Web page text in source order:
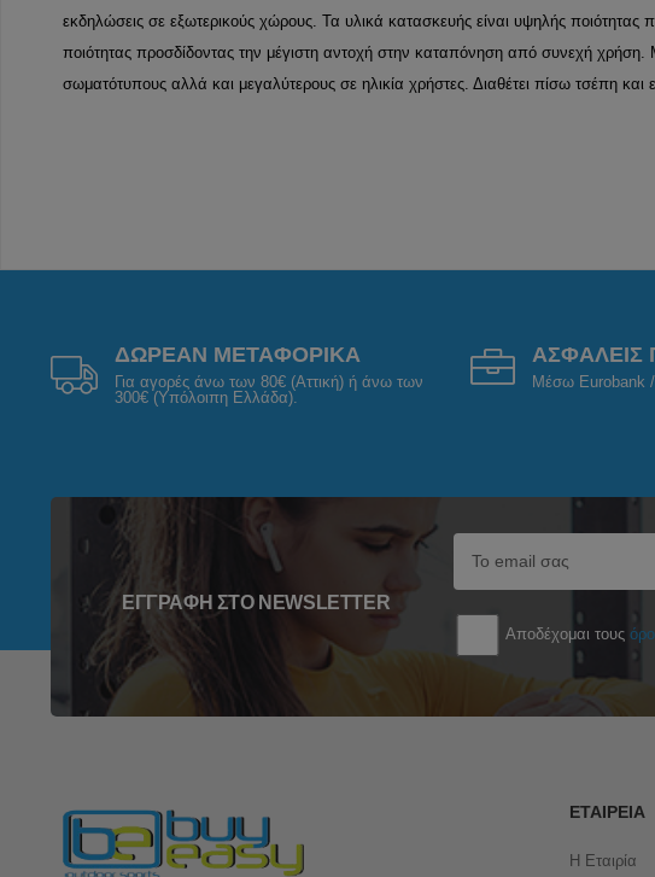
εκδηλώσεις σε εξωτερικούς χώρους. Τα υλικά κατασκευής είναι υψηλής
ποιότητας προσδίδοντας την μέγιστη αντοχή στην καταπόνηση από συνεχή
σωματότυπους αλλά και μεγαλύτερους σε ηλικία χρήστες. Διαθέτει πίσω τσέπη και
ΔΩΡΕΑΝ ΜΕΤΑΦΟΡΙΚΑ
Για αγορές άνω των 80€ (Αττική) ή άνω των
300€ (Υπόλοιπη Ελλάδα).
ΑΣΦΑΛΕΙΣ
Μέσω Eurobank
ΕΓΓΡΑΦΉ ΣΤΟ NEWSLETTER
Αποδέχομαι τους
ΕΤΑΙΡΕΊΑ
Η Εταιρία